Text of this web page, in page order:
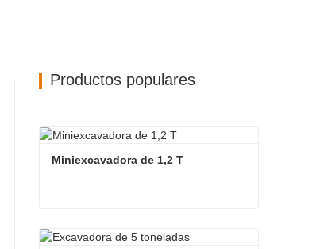
Productos populares
Miniexcavadora de 1,2 T
Miniexcavadora de 1,2 T